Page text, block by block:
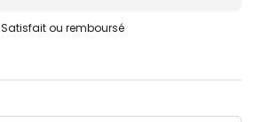
Satisfait ou remboursé